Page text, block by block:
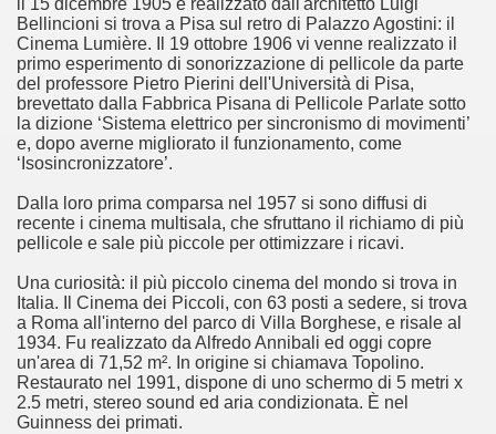
il 15 dicembre 1905 e realizzato dall'architetto Luigi
Bellincioni si trova a Pisa sul retro di Palazzo Agostini: il
Cinema Lumière. Il 19 ottobre 1906 vi venne realizzato il
primo esperimento di sonorizzazione di pellicole da parte
del professore Pietro Pierini dell'Università di Pisa,
brevettato dalla Fabbrica Pisana di Pellicole Parlate sotto
la dizione ‘Sistema elettrico per sincronismo di movimenti’
e, dopo averne migliorato il funzionamento, come
‘Isosincronizzatore’.
Dalla loro prima comparsa nel 1957 si sono diffusi di
recente i cinema multisala, che sfruttano il richiamo di più
pellicole e sale più piccole per ottimizzare i ricavi.
Una curiosità: il più piccolo cinema del mondo si trova in
Italia. Il Cinema dei Piccoli, con 63 posti a sedere, si trova
a Roma all'interno del parco di Villa Borghese, e risale al
1934. Fu realizzato da Alfredo Annibali ed oggi copre
un'area di 71,52 m². In origine si chiamava Topolino.
Restaurato nel 1991, dispone di uno schermo di 5 metri x
2.5 metri, stereo sound ed aria condizionata. È nel
Guinness dei primati.
Se Ti Piacciono nel mese di Dicembre 2013.
mondo migliore.
David Lynch
classico
un esempio di film noir moderno
troppo parziale.